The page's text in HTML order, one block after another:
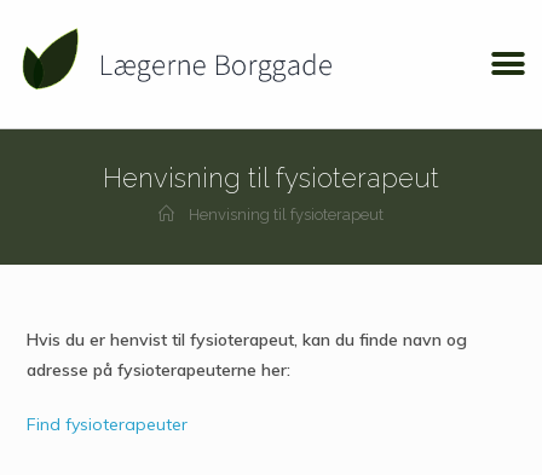
Henvisning til fysioterapeut
Henvisning til fysioterapeut
Hvis du er henvist til fysioterapeut, kan du finde navn og
adresse på fysioterapeuterne her:
Find fysioterapeuter